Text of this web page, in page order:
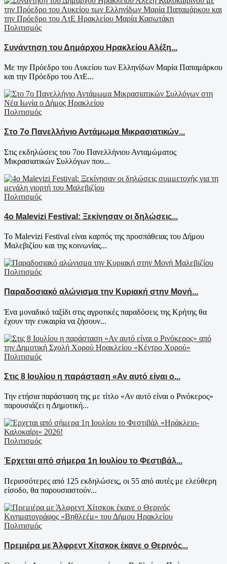
Πολιτισμός
Συνάντηση του Δημάρχου Ηρακλείου Αλέξη...
Με την Πρόεδρο του Λυκείου των Ελληνίδων Μαρία Παπαμάρκου
και την Πρόεδρο του ΛτΕ...
Πολιτισμός
Στο 7ο Πανελλήνιο Αντάμωμα Μικρασιατικών...
Στις εκδηλώσεις του 7ου Πανελλήνιου Ανταμώματος
Μικρασιατικών Συλλόγων που...
Πολιτισμός
4ο Malevizi Festival: Ξεκίνησαν οι δηλώσεις...
Το Malevizi Festival είναι καρπός της προσπάθειας του Δήμου
Μαλεβιζίου και της κοινωνίας...
Πολιτισμός
Παραδοσιακό αλώνισμα την Κυριακή στην Μονή...
Ένα μοναδικό ταξίδι στις αγροτικές παραδόσεις της Κρήτης θα
έχουν την ευκαιρία να ζήσουν...
Πολιτισμός
Στις 8 Ιουλίου η παράσταση «Αν αυτό είναι ο...
Την ετήσια παράσταση της με τίτλο «Αν αυτό είναι ο Ρινόκερος»
παρουσιάζει η Δημοτική...
Πολιτισμός
Έρχεται από σήμερα 1η Ιουλίου το Φεστιβάλ...
Περισσότερες από 125 εκδηλώσεις, οι 55 από αυτές με ελεύθερη
είσοδο, θα παρουσιαστούν...
Πολιτισμός
Πρεμιέρα με Άλφρεντ Χίτσκοκ έκανε ο Θερινός...